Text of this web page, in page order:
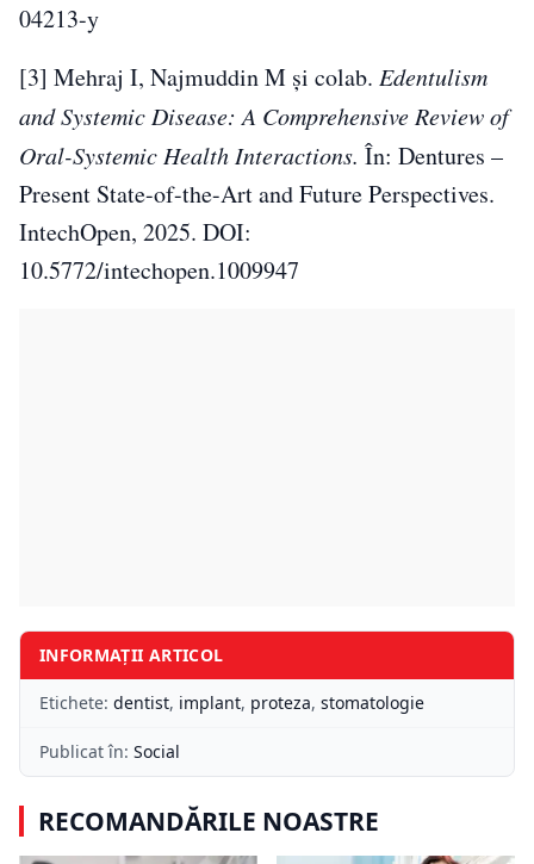
04213-y
[3] Mehraj I, Najmuddin M și colab. Edentulism
and Systemic Disease: A Comprehensive Review of
Oral-Systemic Health Interactions. În: Dentures –
Present State-of-the-Art and Future Perspectives.
IntechOpen, 2025. DOI:
10.5772/intechopen.1009947
INFORMAȚII ARTICOL
Etichete: dentist, implant, proteza, stomatologie
Publicat în: Social
RECOMANDĂRILE NOASTRE